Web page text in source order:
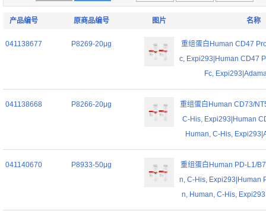
产品编号 原商品编号 图片 名称
041138677 P8269-20μg
重组蛋白Human CD47
c, Expi293|Human CD47
Fc,
041138668 P8266-20μg
重组蛋白Human CD73/
C-His, Expi293|Human
Human, C-His,
041140670 P8933-50μg
重组蛋白Human PD-L1/
n, C-His, Expi293|Human
n, Human, C-His,